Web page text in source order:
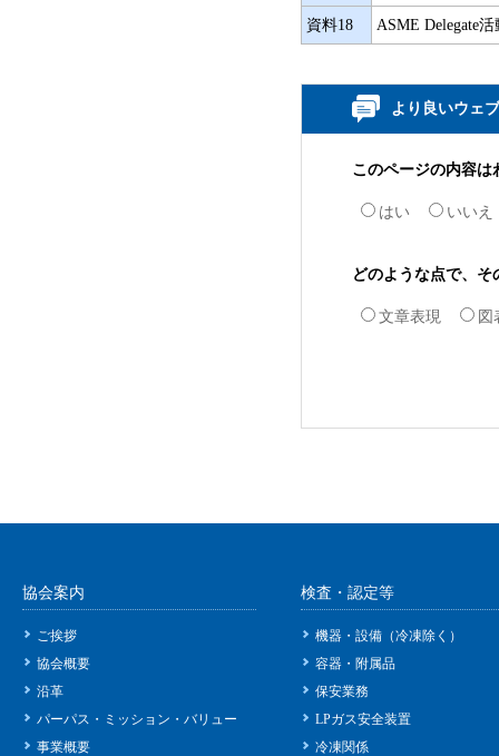
資料18 ASME
より良いウェ
このページの内容は
はい いいえ
どのような点で、
文章表現 図
協会案内
ご挨拶
協会概要
沿革
パーパス・ミッション・バリュー
事業概要
検査・認定等
機器・設備（冷凍除く）
容器・附属品
保安業務
LPガス安全装置
冷凍関係